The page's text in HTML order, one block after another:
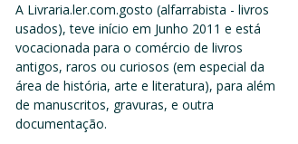
A Livraria.ler.com.gosto (alfarrabista - livros
usados), teve início em Junho 2011 e está
vocacionada para o comércio de livros
antigos, raros ou curiosos (em especial da
área de história, arte e literatura), para além
de manuscritos, gravuras, e outra
documentação.